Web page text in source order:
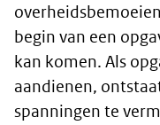
begin van een
kan komen. Als
aandienen,
spanningen te